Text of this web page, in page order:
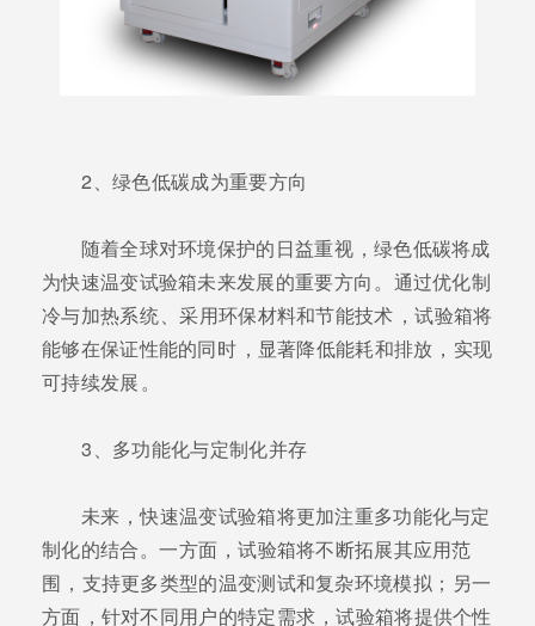
2、绿色低碳成为重要方向
随着全球对环境保护的日益重视，绿色低碳将成
为快速温变试验箱未来发展的重要方向。通过优化制
冷与加热系统、采用环保材料和节能技术，试验箱将
能够在保证性能的同时，显著降低能耗和排放，实现
可持续发展。
3、多功能化与定制化并存
未来，快速温变试验箱将更加注重多功能化与定
制化的结合。一方面，试验箱将不断拓展其应用范
围，支持更多类型的温变测试和复杂环境模拟；另一
方面，针对不同用户的特定需求，试验箱将提供个性